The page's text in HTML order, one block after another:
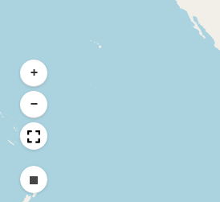
+
−
Draw a rectangle